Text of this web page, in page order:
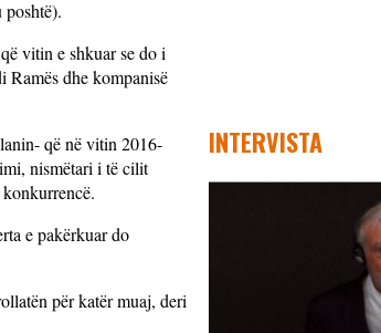
poshtë).
vitin e shkuar se do i
Ramës dhe kompanisë
që në vitin 2016-
nismëtari i të cilit
e pakërkuar do
për katër muaj, deri
INTERVISTA